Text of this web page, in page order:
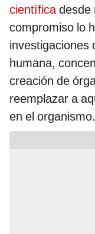
científicadesde
compromiso lo
investigaciones
humana,
creación de
reemplazar a
en el organismo.